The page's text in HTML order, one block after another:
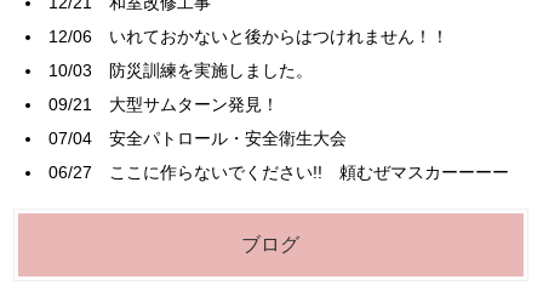
12/06 いれておかないと後からはつけれません！！
10/03 防災訓練を実施しました。
09/21 大型サムターン発見！
07/04安全パトロール・安全衛生大会
06/27 ここに作らないでください!! 頼むぜマスカーーーー
ブログ